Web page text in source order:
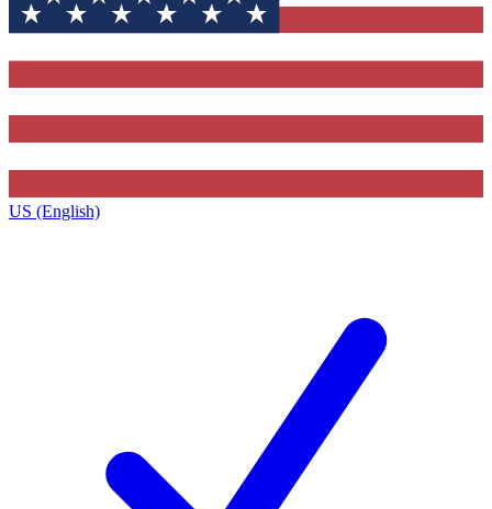
US (English)